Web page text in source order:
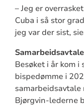
– Jeg er
Cuba i så stor
jeg var der sist,
Samarbeidsavtale
Besøket i år kom
bispedømme i
samarbeidsavtale
Bjørgvin-lederne